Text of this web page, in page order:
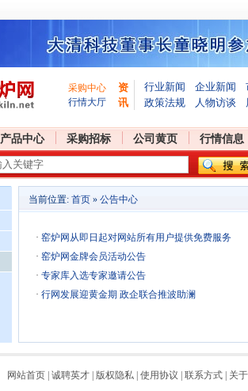
采购中心
行情大厅
资
讯
行业新闻 企业新闻
政策法规
人物访谈
产品中心 采购招标 公司黄页 行情信息
当前位置: 首页 » 公告中心
·窑炉网从即日起对网站所有用户提供免费服务
·窑炉网金牌会员活动公告
·专家库入选专家邀请公告
·行网发展迎黄金期 政企联合推波助澜
网站首页 诚聘英才 版权隐私 使用协议 联系方式 关